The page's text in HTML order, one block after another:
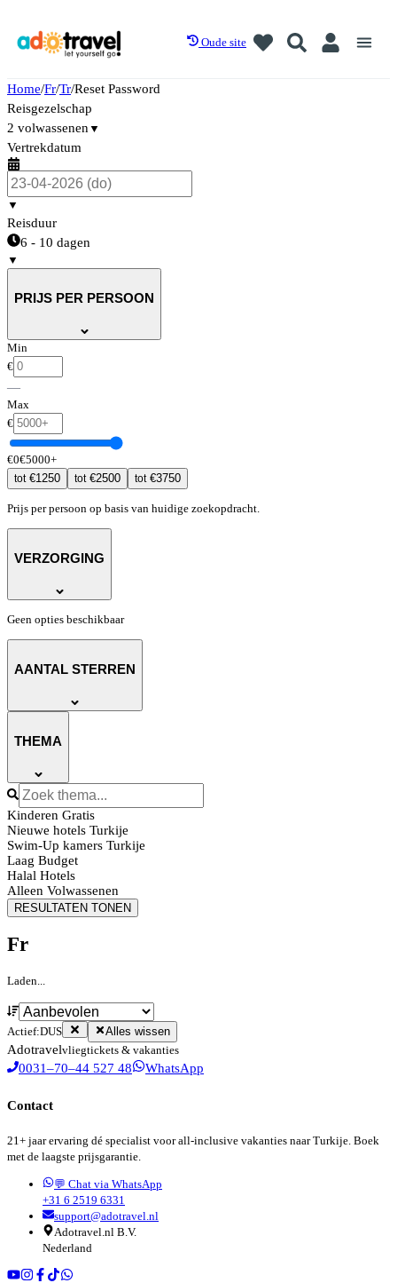
Oude site
Home/Fr/Tr/Reset Password
Reisgezelschap
2 volwassenen ▼
Vertrekdatum
▼
Reisduur
6 - 10 dagen
▼
PRIJS PER PERSOON
Min
€
—
Max
€
€0€5000+
tot€1250 tot€2500 tot€3750
Prijs per persoon op basis van huidige zoekopdracht.
VERZORGING
Geen opties beschikbaar
AANTAL STERREN
THEMA
Kinderen Gratis
Nieuwe hotels Turkije
Swim-Up kamers Turkije
Laag Budget
Halal Hotels
Alleen Volwassenen
RESULTATEN TONEN
Fr
Laden...
Actief:DUS Alles wissen
Adotravelvliegtickets & vakanties
0031–70–44 527 48 WhatsApp
Contact
21+ jaar ervaring dé specialist voor all-inclusive vakanties naar Turkije. Boek
met de laagste prijsgarantie.
💬 Chat via WhatsApp
+31 6 2519 6331
support@adotravel.nl
Adotravel.nl B.V.
Nederland